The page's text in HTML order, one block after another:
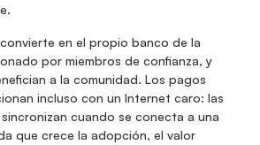
en el propio banco de la
por miembros de confianza, y
a la comunidad. Los pagos
incluso con un Internet caro: las
cuando se conecta a una
que crece la adopción, el valor